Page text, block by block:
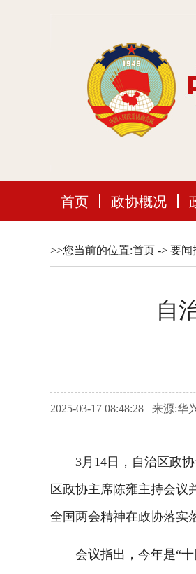
首页 政协概况
>>您当前的位置:首页 -> 要闻
自
2025-03-17 08:48:28 来源:华
3月14日，自治区政协
区政协主席陈雍主持会议
全国两会精神在政协落实
会议指出，今年是“十